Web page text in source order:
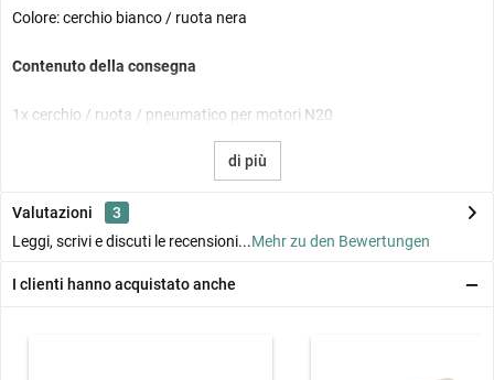
Colore: cerchio bianco / ruota nera
Contenuto della consegna
1x cerchio / ruota / pneumatico per motori N20
di più
Valutazioni
3
Leggi, scrivi e discuti le recensioni...Mehr zu den Bewertungen
I clienti hanno acquistato anche